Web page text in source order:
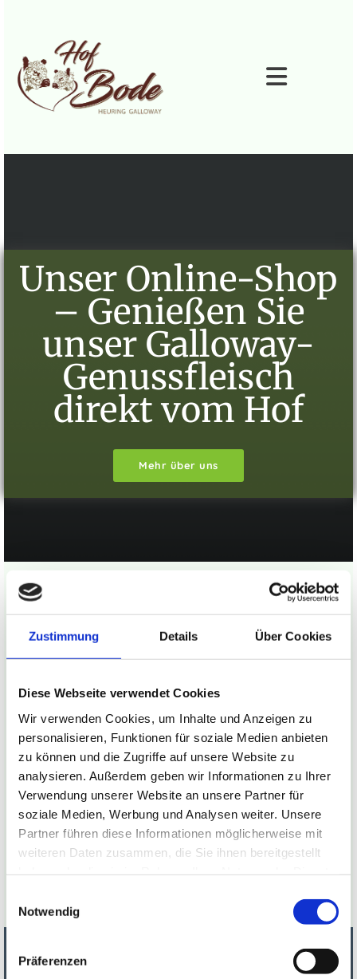
Zustimmung Details Über Cookies
Diese Webseite verwendet Cookies
Wir verwenden Cookies, um Inhalte und Anzeigen zu
personalisieren, Funktionen für soziale Medien anbieten
zu können und die Zugriffe auf unsere Website zu
analysieren. Außerdem geben wir Informationen zu Ihrer
Verwendung unserer Website an unsere Partner für
soziale Medien, Werbung und Analysen weiter. Unsere
Partner führen diese Informationen möglicherweise mit
weiteren Daten zusammen, die Sie ihnen bereitgestellt
Notwendig
Präferenzen
Unser Online‑Shop
– Genießen Sie
unser Galloway-
Genussfleisch
direkt vom Hof
Mehr über uns
Aktuelle Informationen
Tiefgekühlte Ware ist bei uns immer zur
Selbstabholung verfügbar.
Abhol/Öffnungszeiten
Freitag 15:00 Uhr - 18:00 Uhr